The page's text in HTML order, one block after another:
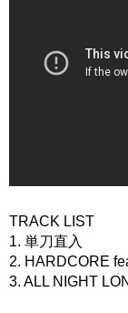
TRACK LIST
1. 単刀直入
2. HARDCORE
3. ALL NIGHT